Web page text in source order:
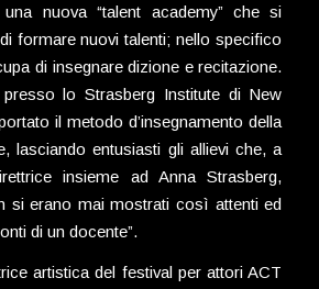
nuova “talent academy” che si
formare nuovi talenti; nello specifico
di insegnare dizione e recitazione.
lo Strasberg Institute di New
il metodo d’insegnamento della
lasciando entusiasti gli allievi che, a
insieme ad Anna Strasberg,
si erano mai mostrati così attenti ed
di un docente”.
artistica del festival per attori ACT